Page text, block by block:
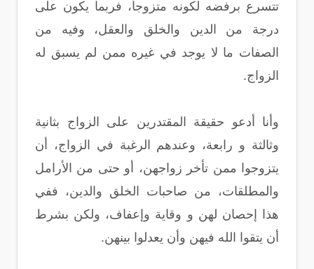
تتسرع برفضه لكونه متزوجاً، فربما يكون على
درجة من الدين والخلق والعقل، وفيه من
الصفات ما لا يوجد في غيره ممن لم يسبق له
الزواج.
وأنا أدعو حقيقة المقتدرين على الزواج بثانية
وثالثة و رابعة، وعندهم الرغبة في الزواج، أن
يتزوجوا ممن تأخر زواجهن، أو حتى من الأرامل
والمطلقات، من صاحبات الخلق والدين، ففي
هذا إحصان لهن و وقاية وإعفاف، ولكن بشرط
أن يتقوا الله فيهن وأن يعدلوا بينهن.